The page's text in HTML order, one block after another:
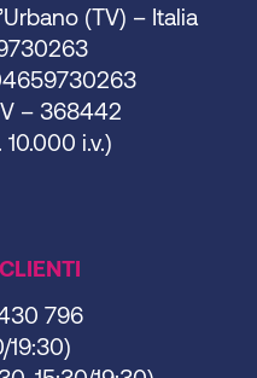
(TV) – Italia
– 368442
i.v.)
796
19:30)